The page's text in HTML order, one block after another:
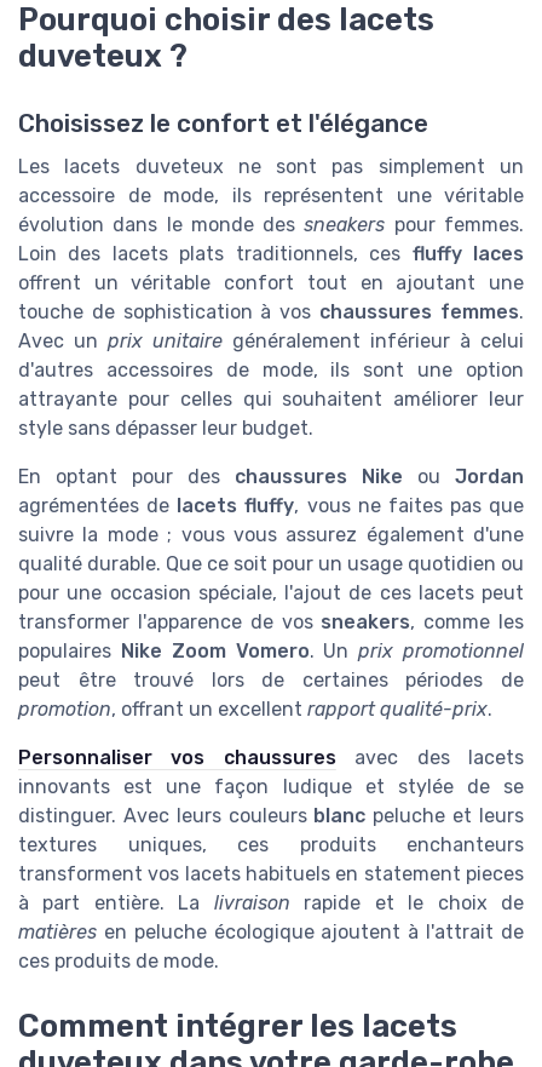
Pourquoi choisir des lacets
duveteux ?
Choisissez le confort et l'élégance
Les lacets duveteux ne sont pas simplement un
accessoire de mode, ils représentent une véritable
évolution dans le monde dessneakers pour femmes.
Loin des lacets plats traditionnels, ces fluffy laces
offrent un véritable confort tout en ajoutant une
touche de sophistication à vos chaussures femmes.
Avec un prix unitaire généralement inférieur à celui
d'autres accessoires de mode, ils sont une option
attrayante pour celles qui souhaitent améliorer leur
style sans dépasser leur budget.
En optant pour des chaussures Nike ou Jordan
agrémentées de lacets fluffy, vous ne faites pas que
suivre la mode ; vous vous assurez également d'une
qualité durable. Que ce soit pour un usage quotidien ou
pour une occasion spéciale, l'ajout de ces lacets peut
transformer l'apparence de vos sneakers, comme les
populaires Nike Zoom Vomero. Unprix promotionnel
peut être trouvé lors de certaines périodes de
promotion, offrant un excellent rapport qualité-prix.
Personnaliser vos chaussuresavec des lacets
innovants est une façon ludique et stylée de se
distinguer. Avec leurs couleurs blanc peluche et leurs
textures uniques, ces produits enchanteurs
transforment vos lacets habituels en statement pieces
à part entière. La livraison rapide et le choix de
matières en peluche écologique ajoutent à l'attrait de
ces produits de mode.
Comment intégrer les lacets